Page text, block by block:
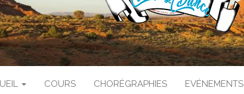
DANCE
COURS CHORÉGRAPHIES EVÉNEMENTS